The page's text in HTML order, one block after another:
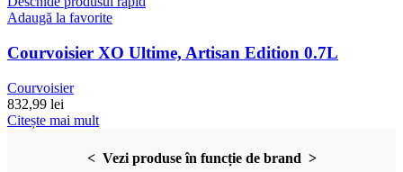
Adaugă la favorite
Courvoisier XO Ultime, Artisan Edition 0.7L
Courvoisier
832,99 lei
Citește mai mult
< Vezi produse în funcție de brand >